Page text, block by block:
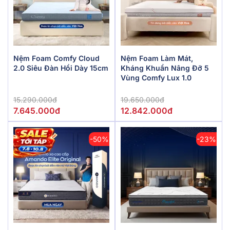
Nệm Foam Comfy Cloud
2.0 Siêu Đàn Hồi Dày 15cm
15.290.000đ
7.645.000đ
Nệm Foam Làm Mát,
Kháng Khuẩn Nâng Đỡ 5
Vùng Comfy Lux 1.0
19.650.000đ
12.842.000đ
-50% -23%